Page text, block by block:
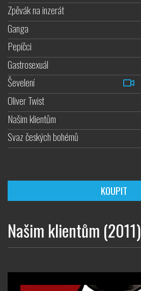
Zpěvák na inzerát
Ganga
Pepíčci
Gastrosexuál
Ševelení
Oliver Twist
Našim klientům
Svaz českých bohémů
KOUPIT
Našim klientům (2011)